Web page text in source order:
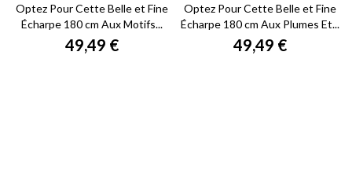
Optez Pour Cette Belle et Fine
Écharpe 180 cm Aux Motifs...
49,49 €
Optez Pour Cette Belle et Fine
Écharpe 180 cm Aux Plumes Et...
49,49 €